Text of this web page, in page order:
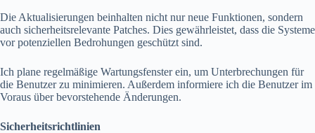
Die Aktualisierungen beinhalten nicht nur neue Funktionen, sondern
auch sicherheitsrelevante Patches. Dies gewährleistet, dass die Systeme
vor potenziellen Bedrohungen geschützt sind.
Ich plane regelmäßige Wartungsfenster ein, um Unterbrechungen für
die Benutzer zu minimieren. Außerdem informiere ich die Benutzer im
Voraus über bevorstehende Änderungen.
Sicherheitsrichtlinien